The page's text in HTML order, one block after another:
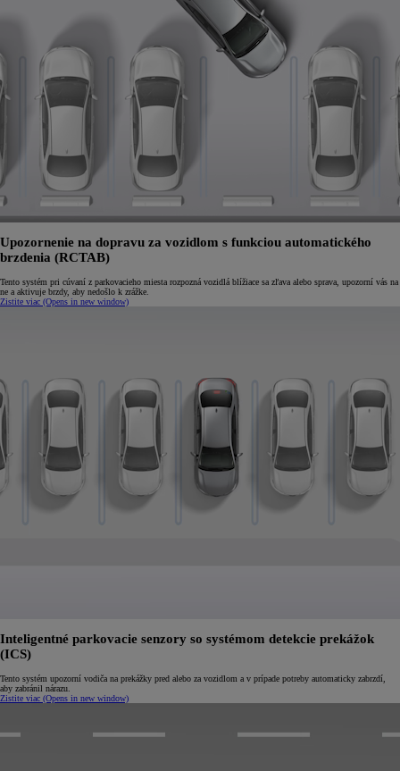
Upozornenie na dopravu za vozidlom s funkciou automatického
brzdenia (RCTAB)
Tento systém pri cúvaní z parkovacieho miesta rozpozná vozidlá blížiace sa zľava alebo sprava, upozorní vás na
ne a aktivuje brzdy, aby nedošlo k zrážke.
Zistite viac (Opens in new window)
Inteligentné parkovacie senzory so systémom detekcie prekážok
(ICS)
Tento systém upozorní vodiča na prekážky pred alebo za vozidlom a v prípade potreby automaticky zabrzdí,
aby zabránil nárazu.
Zistite viac (Opens in new window)